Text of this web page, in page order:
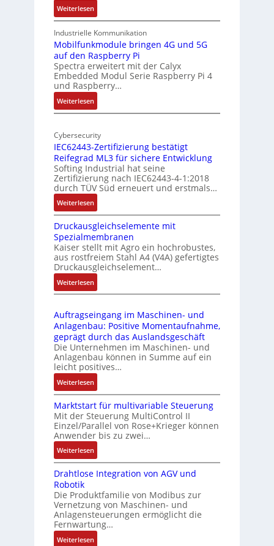
rI
a
n
d
E
g
e
Weiterlesen:
1
9
-
Z
o
l
l
-
I
d
u
t
r
i
e
-
P
C
l
ä
s
s
s
i
c
h
f
l
e
x
i
b
e
l
f
ü
r
i
e
A
n
w
Industrielle Kommunikation
Mobilfunkmodule bringen 4G und 5G
auf den Raspberry Pi
Spectra erweitert mit der Calyx
Embedded Modul Serie Raspberry Pi 4
und Raspberry…
Weiterlesen:
M
b
i
f
u
n
k
m
o
d
u
l
e
b
r
i
n
e
n
4
G
u
n
d
5
G
a
u
f
e
n
R
a
s
Cybersecurity
IEC62443-Zertifizierung bestätigt
Reifegrad ML3 für sichere Entwicklung
Softing Industrial hat seine
Zertifizierung nach IEC62443-4-1:2018
durch TÜV Süd erneuert und erstmals…
Weiterlesen:
I
E
C
6
2
4
4
3
Z
e
r
t
i
i
e
r
n
g
e
s
t
ä
t
Druckausgleichselemente mit
Spezialmembranen
Kaiser stellt mit Agro ein hochrobustes,
aus rostfreiem Stahl A4 (V4A) gefertigtes
Druckausgleichselement…
Weiterlesen:
D
u
c
k
a
u
s
g
l
e
i
c
h
s
e
m
e
n
t
Auftragseingang im Maschinen- und
Anlagenbau: Positive Momentaufnahme,
geprägt durch das Auslandsgeschäft
Die Unternehmen im Maschinen- und
Anlagenbau können in Summe auf ein
leicht positives…
Weiterlesen:
A
u
f
t
r
a
g
s
i
n
g
a
Marktstart für multivariable Steuerung
Mit der Steuerung MultiControl II
Einzel/Parallel von Rose+Krieger können
Anwender bis zu zwei…
Weiterlesen:
M
a
k
t
s
t
a
Drahtlose Integration von AGV und
Robotik
Die Produktfamilie von Modibus zur
Vernetzung von Maschinen- und
Anlagensteuerungen ermöglicht die
Fernwartung…
Weiterlesen: